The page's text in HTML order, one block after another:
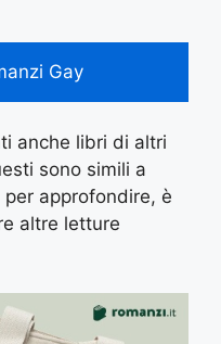
Gay
anche libri di altri
sono simili a
approfondire, è
altre letture